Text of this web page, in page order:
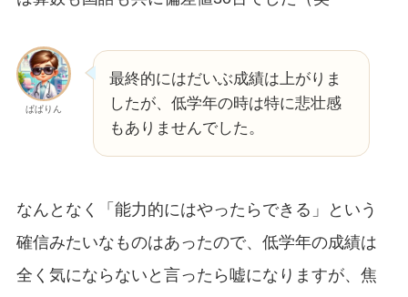
ぱぱりん
最終的にはだいぶ成績は上がりま
したが、低学年の時は特に悲壮感
もありませんでした。
なんとなく「能力的にはやったらできる」という
確信みたいなものはあったので、低学年の成績は
全く気にならないと言ったら嘘になりますが、焦